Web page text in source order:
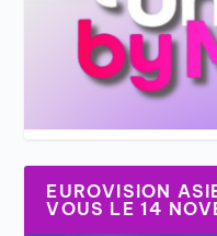
EUROVISION
VOUS LE 14